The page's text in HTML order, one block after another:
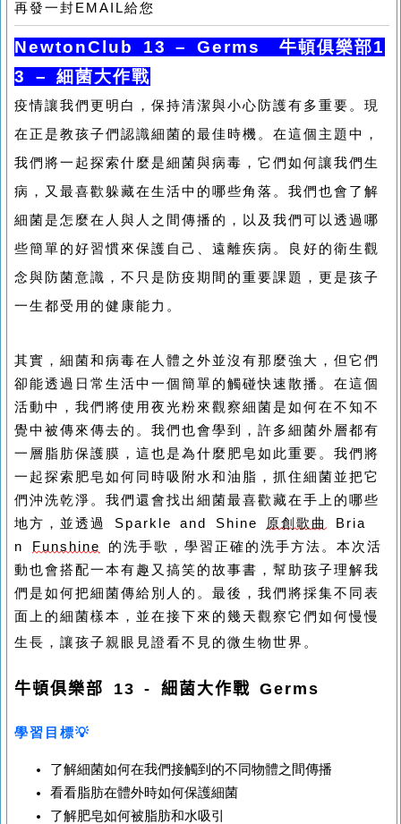
再發一封 EMAIL給您
NewtonClub 13 – Germs 牛頓俱樂部1
3
– 細菌大作戰
疫情讓我們更明白，保持清潔與小心防護有多重要。現
在正是教孩子們認識細菌的最佳時機。在這個主題中，
我們將一起探索什麼是細菌與病毒，它們如何讓我們生
病，又最喜歡躲藏在生活中的哪些角落。我們也會了解
細菌是怎麼在人與人之間傳播的，以及我們可以透過哪
些簡單的好習慣來保護自己、遠離疾病。良好的衛生觀
念與防菌意識，不只是防疫期間的重要課題，更是孩子
一生都受用的健康能力。
其實，細菌和病毒在人體之外並沒有那麼強大，但它們
卻能透過日常生活中一個簡單的觸碰快速散播。在這個
活動中，我們將使用夜光粉來觀察細菌是如何在不知不
覺中被傳來傳去的。我們也會學到，許多細菌外層都有
一層脂肪保護膜，這也是為什麼肥皂如此重要。我們將
一起探索肥皂如何同時吸附水和油脂，抓住細菌並把它
們沖洗乾淨。我們還會找出細菌最喜歡藏在手上的哪些
地方，並透過 Sparkle and Shine
原創歌曲
Bria
n
Funshine 的洗手歌，學習正確的洗手方法。本次活
動也會搭配一本有趣又搞笑的故事書，幫助孩子理解我
們是如何把細菌傳給別人的。最後，我們將採集不同表
面上的細菌樣本，並在接下來的幾天觀察它們如何慢慢
生長，讓孩子親眼見證看不見的微生物世界。
牛頓俱樂部 13 - 細菌大作戰 Germs
學習目標💡
了解細菌如何在我們接觸到的不同物體之間傳播
看看脂肪在體外時如何保護細菌
了解肥皂如何被脂肪和水吸引